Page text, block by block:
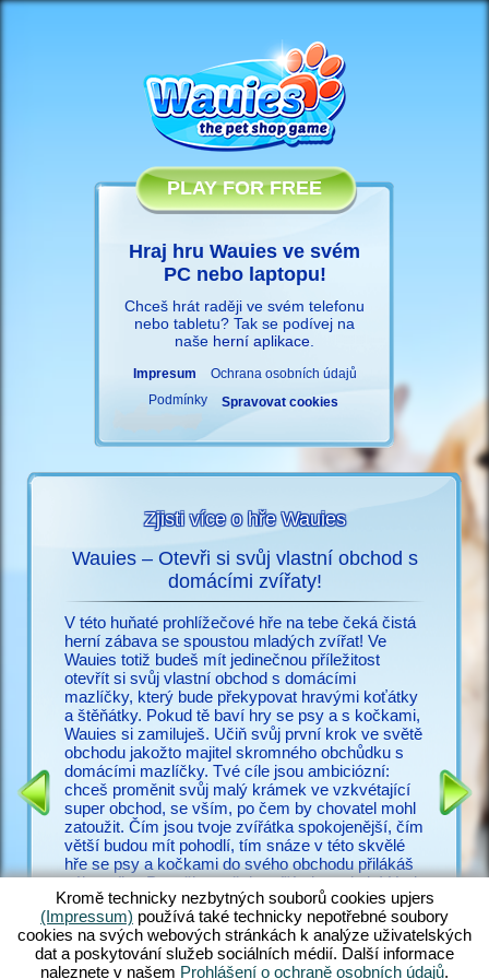
PLAY FOR FREE
Hraj hru Wauies ve svém
PC nebo laptopu!
Chceš hrát raději ve svém telefonu
nebo tabletu? Tak se podívej na
naše herní aplikace
Impresum
Ochrana osobních údajů
Podmínky
Spravovat cookies
Zjisti více o hře Wauies
Wauies – Otevři si svůj vlastní obchod s
domácími zvířaty!
V této huňaté prohlížečové hře na tebe čeká čistá
herní zábava se spoustou mladých zvířat! Ve
Wauies totiž budeš mít jedinečnou příležitost
otevřít si svůj vlastní obchod s domácími
mazlíčky, který bude překypovat hravými koťátky
a štěňátky. Pokud tě baví hry se psy a s kočkami,
Wauies si zamiluješ. Učiň svůj první krok ve světě
obchodu jakožto majitel skromného obchůdku s
domácími mazlíčky. Tvé cíle jsou ambiciózní:
chceš proměnit svůj malý krámek ve vzkvétající
super obchod, se vším, po čem by chovatel mohl
zatoužit. Čím jsou tvoje zvířátka spokojenější, čím
větší budou mít pohodlí, tím snáze v této skvělé
hře se psy a kočkami do svého obchodu přilákáš
zákazníky. Panečku – těch zvířátek tu ale je! Hraj
si s hopsajícími štěňátek čivavy, zadováděj si s
neustále hladovými štěňaty labradora, učeš huňaté
koťátko perské kočky a nakrm rozkošná koťátka
ragdoll – jen rozdat pár jmen. Objev ohromující
směsici hry Wauies, která v sobě kombinuje prvky
s
zakus
Kromě technicky nezbytných souborů cookies upjers
(Impressum) používá také technicky nepotřebné soubory
cookies na svých webových stránkách k analýze uživatelských
dat a poskytování služeb sociálních médií. Další informace
naleznete v našem Prohlášení o ochraně osobních údajů.